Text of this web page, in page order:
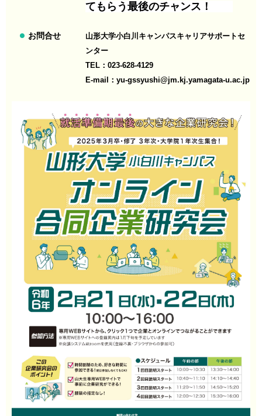
てもらう最後のチャンス！
お問合せ
山形大学小白川キャンパスキャリアサポートセ
ンター
TEL：023-628-4129
E-mail：yu-gssyushi@jm.kj.yamagata-u.ac.jp